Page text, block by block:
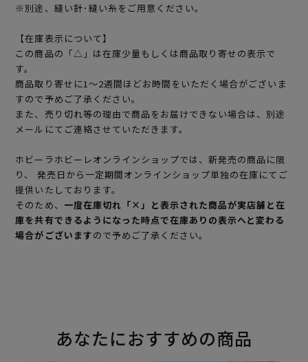
※別途、縫い針･縫い糸をご用意ください。
【在庫表示について】
この商品の「△」は在庫少量もしくは商品取り寄せの表示で
す。
商品取り寄せに1～2週間ほどお時間をいただく場合がございま
すので予めご了承ください。
また、売り切れ等の理由で商品をお届けできない場合は、別途
メールにてご連絡させていただきます。
ホビーラホビーレオンラインショップでは、新発売の商品に限
り、 発売日から一定期間オンラインショップ単独の在庫にてご
提供いたしております。
そのため、 一度在庫切れ「×」と表示された商品が実店舗と在
庫を共有できるようになった時点で在庫ありの表示へと変わる
場合がございますので予めご了承ください。
あなたにおすすめの商品